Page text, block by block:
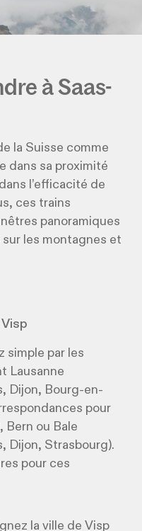
à Saas-
la Suisse comme
dans sa proximité
l’efficacité de
ces trains
panoramiques
les montagnes et
simple par les
Lausanne
Dijon, Bourg-en-
pour
Bern ou Bale
Dijon, Strasbourg).
pour ces
la ville de Visp